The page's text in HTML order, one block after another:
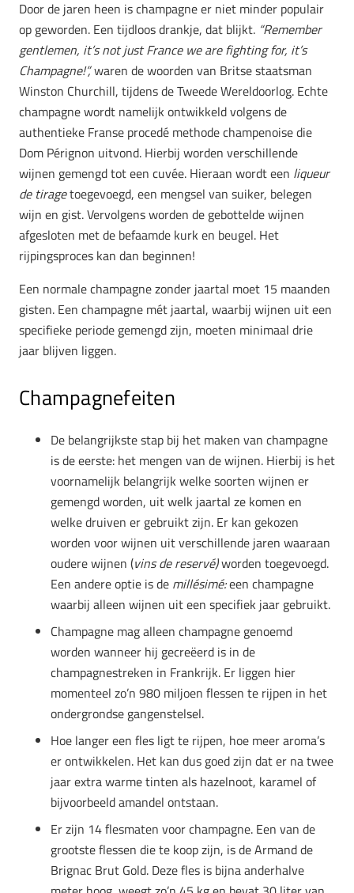
Door de jaren heen is champagne er niet minder populair
op geworden. Een tijdloos drankje, dat blijkt. “Remember
gentlemen, it’s not just France we are fighting for, it’s
Champagne!”,waren de woorden van Britse staatsman
Winston Churchill, tijdens de Tweede Wereldoorlog. Echte
champagne wordt namelijk ontwikkeld volgens de
authentieke Franse procedé methode champenoise die
Dom Pérignon uitvond. Hierbij worden verschillende
wijnen gemengd tot een cuvée. Hieraan wordt een liqueur
de tiragetoegevoegd, een mengsel van suiker, belegen
wijn en gist. Vervolgens worden de gebottelde wijnen
afgesloten met de befaamde kurk en beugel. Het
rijpingsproces kan dan beginnen!
Een normale champagne zonder jaartal moet 15 maanden
gisten. Een champagne mét jaartal, waarbij wijnen uit een
specifieke periode gemengd zijn, moeten minimaal drie
jaar blijven liggen.
Champagnefeiten
De belangrijkste stap bij het maken van champagne
is de eerste: het mengen van de wijnen. Hierbij is het
voornamelijk belangrijk welke soorten wijnen er
gemengd worden, uit welk jaartal ze komen en
welke druiven er gebruikt zijn. Er kan gekozen
worden voor wijnen uit verschillende jaren waaraan
oudere wijnen (vins de reservé)worden toegevoegd.
Een andere optie is de millésimé:een champagne
waarbij alleen wijnen uit een specifiek jaar gebruikt.
Champagne mag alleen champagne genoemd
worden wanneer hij gecreëerd is in de
champagnestreken in Frankrijk. Er liggen hier
momenteel zo’n 980 miljoen flessen te rijpen in het
ondergrondse gangenstelsel.
Hoe langer een fles ligt te rijpen, hoe meer aroma’s
er ontwikkelen. Het kan dus goed zijn dat er na twee
jaar extra warme tinten als hazelnoot, karamel of
bijvoorbeeld amandel ontstaan.
Er zijn 14 flesmaten voor champagne. Een van de
grootste flessen die te koop zijn, is de Armand de
Brignac Brut Gold. Deze fles is bijna anderhalve